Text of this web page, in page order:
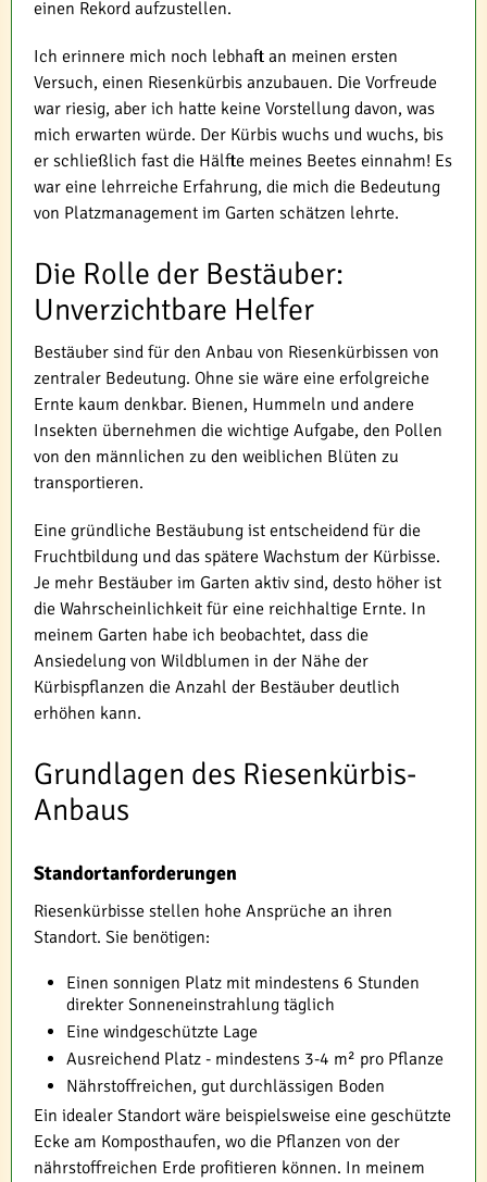
einen Rekord aufzustellen.
Ich erinnere mich noch lebhaft an meinen ersten
Versuch, einen Riesenkürbis anzubauen. Die Vorfreude
war riesig, aber ich hatte keine Vorstellung davon, was
mich erwarten würde. Der Kürbis wuchs und wuchs, bis
er schließlich fast die Hälfte meines Beetes einnahm! Es
war eine lehrreiche Erfahrung, die mich die Bedeutung
von Platzmanagement im Garten schätzen lehrte.
Die Rolle der Bestäuber:
Unverzichtbare Helfer
Bestäuber sind für den Anbau von Riesenkürbissen von
zentraler Bedeutung. Ohne sie wäre eine erfolgreiche
Ernte kaum denkbar. Bienen, Hummeln und andere
Insekten übernehmen die wichtige Aufgabe, den Pollen
von den männlichen zu den weiblichen Blüten zu
transportieren.
Eine gründliche Bestäubung ist entscheidend für die
Fruchtbildung und das spätere Wachstum der Kürbisse.
Je mehr Bestäuber im Garten aktiv sind, desto höher ist
die Wahrscheinlichkeit für eine reichhaltige Ernte. In
meinem Garten habe ich beobachtet, dass die
Ansiedelung von Wildblumen in der Nähe der
Kürbispflanzen die Anzahl der Bestäuber deutlich
erhöhen kann.
Grundlagen des Riesenkürbis-
Anbaus
Standortanforderungen
Riesenkürbisse stellen hohe Ansprüche an ihren
Standort. Sie benötigen:
Einen sonnigen Platz mit mindestens 6 Stunden
direkter Sonneneinstrahlung täglich
Eine windgeschützte Lage
Ausreichend Platz - mindestens 3-4 m² pro Pflanze
Nährstoffreichen, gut durchlässigen Boden
Ein idealer Standort wäre beispielsweise eine geschützte
Ecke am Komposthaufen, wo die Pflanzen von der
nährstoffreichen Erde profitieren können. In meinem